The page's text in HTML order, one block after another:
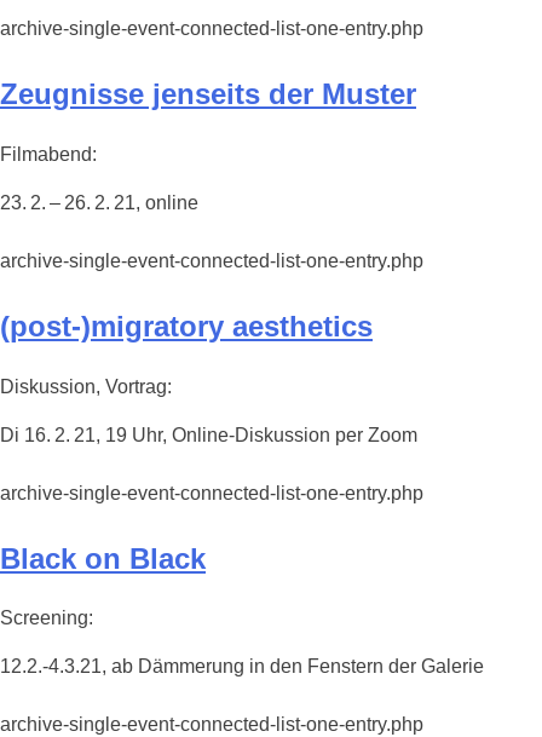
archive-single-event-connected-list-one-entry.php
Zeugnisse jenseits der Muster
Filmabend:
23. 2. – 26. 2. 21, online
archive-single-event-connected-list-one-entry.php
(post-)migratory aesthetics
Diskussion, Vortrag:
Di 16. 2. 21, 19 Uhr, Online-Diskussion per Zoom
archive-single-event-connected-list-one-entry.php
Black on Black
Screening:
12.2.-4.3.21, ab Dämmerung in den Fenstern der Galerie
archive-single-event-connected-list-one-entry.php